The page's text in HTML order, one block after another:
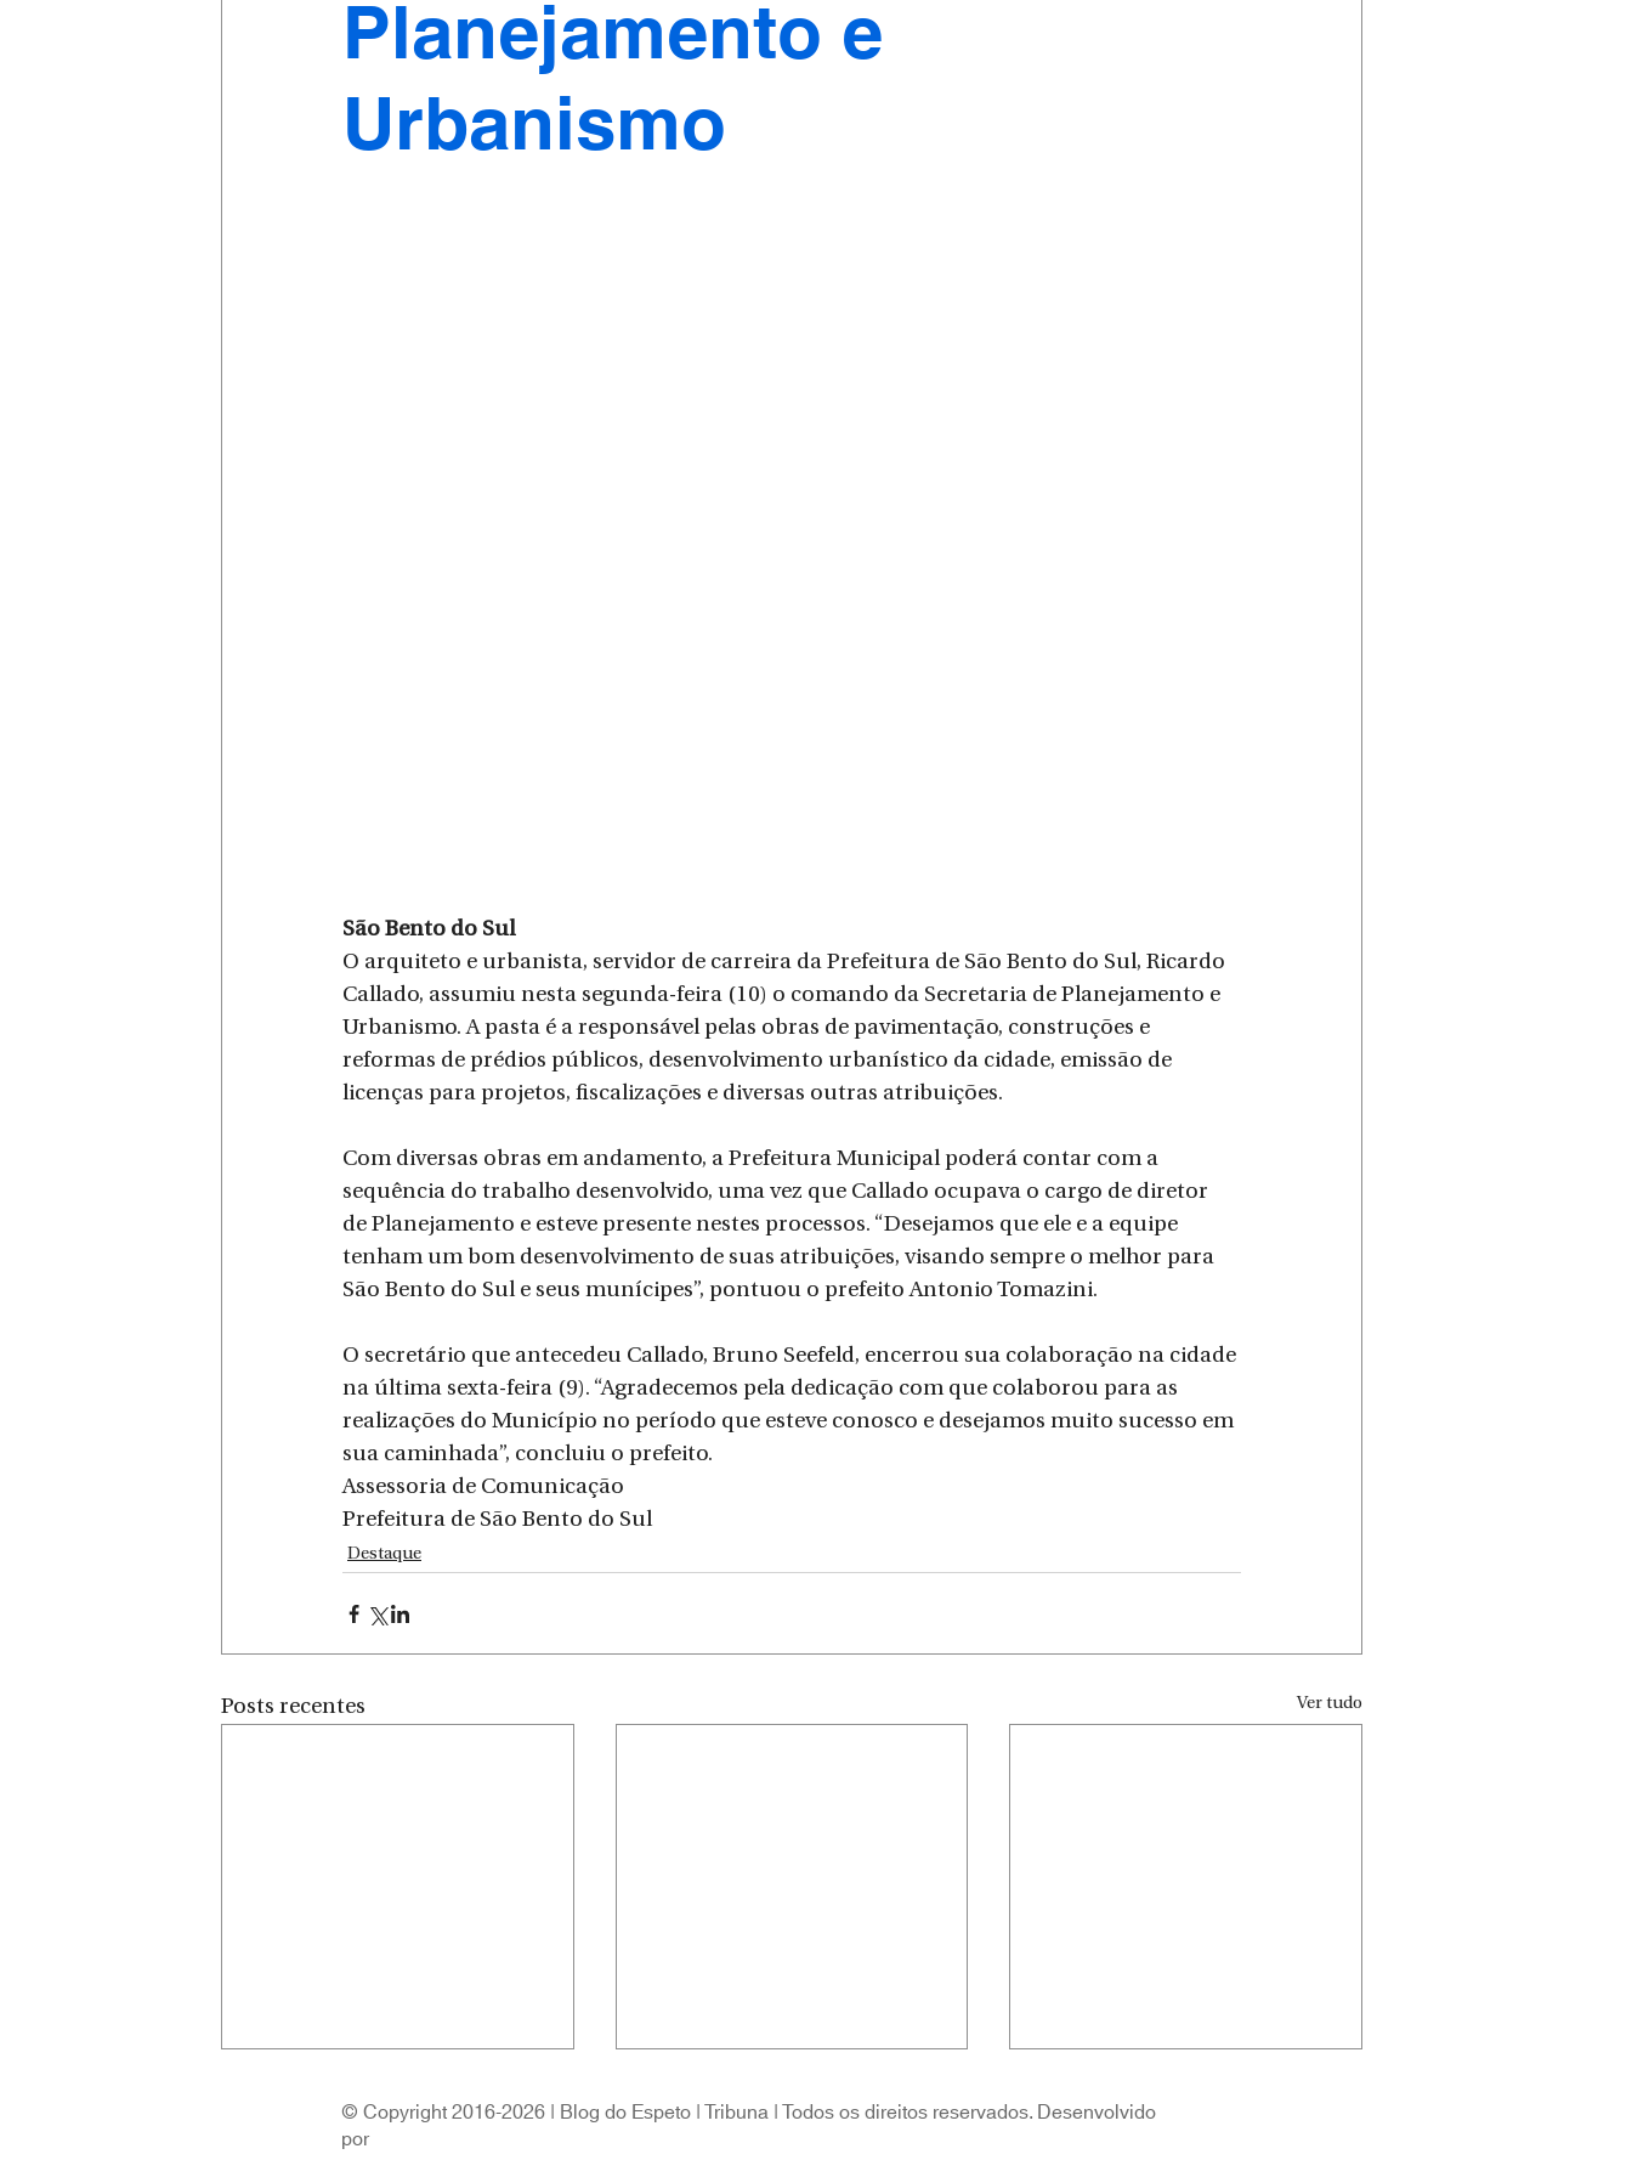
Planejamento e
Urbanismo
São Bento do Sul
O arquiteto e urbanista, servidor de carreira da Prefeitura de São Bento do Sul, Ricardo
Callado, assumiu nesta segunda-feira (10) o comando da Secretaria de Planejamento e
Urbanismo. A pasta é a responsável pelas obras de pavimentação, construções e
reformas de prédios públicos, desenvolvimento urbanístico da cidade, emissão de
licenças para projetos, fiscalizações e diversas outras atribuições.
Com diversas obras em andamento, a Prefeitura Municipal poderá contar com a
sequência do trabalho desenvolvido, uma vez que Callado ocupava o cargo de diretor
de Planejamento e esteve presente nestes processos. “Desejamos que ele e a equipe
tenham um bom desenvolvimento de suas atribuições, visando sempre o melhor para
São Bento do Sul e seus munícipes”, pontuou o prefeito Antonio Tomazini.
O secretário que antecedeu Callado, Bruno Seefeld, encerrou sua colaboração na cidade
na última sexta-feira (9). “Agradecemos pela dedicação com que colaborou para as
realizações do Município no período que esteve conosco e desejamos muito sucesso em
sua caminhada”, concluiu o prefeito.
Assessoria de Comunicação
Prefeitura de São Bento do Sul
Destaque
Posts recentes Ver tudo
© Copyright 2016-2026 | Blog do Espeto | Tribuna | Todos os direitos reservados. Desenvolvido
por